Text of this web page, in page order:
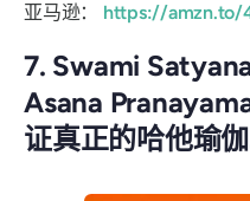
亚马逊： https://amzn.to/
7. Swami
Asana
证真正的哈他瑜